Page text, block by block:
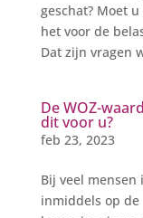
geschat? Moet
het voor de
Dat zijn vragen
De WOZ-
dit voor u?
feb 23, 2023
Bij veel mensen
inmiddels op